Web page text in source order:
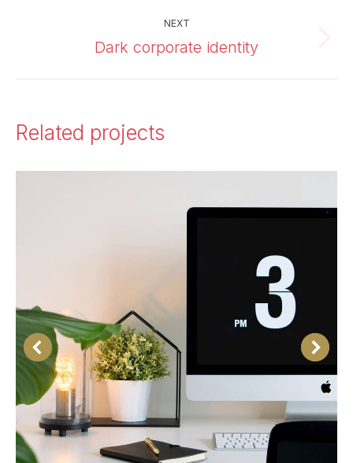
NEXT
Next
Dark corporate identity
Related projects